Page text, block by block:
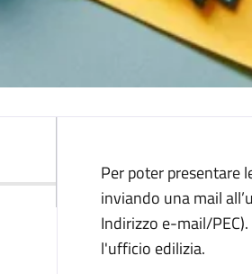
Per poter presentare
inviando una mail
Indirizzo e-mail/
l'ufficio edilizia.